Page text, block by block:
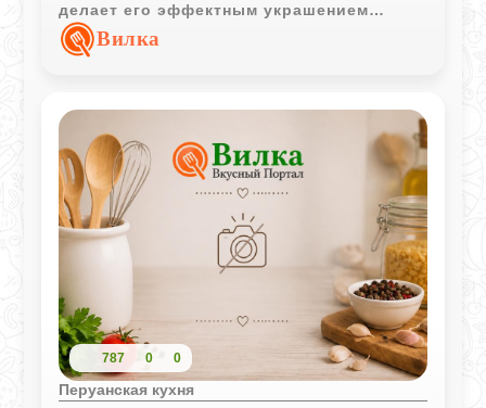
делает его эффектным украшением
праздничного стола.
Вилка
787 0 0
Перуанская кухня